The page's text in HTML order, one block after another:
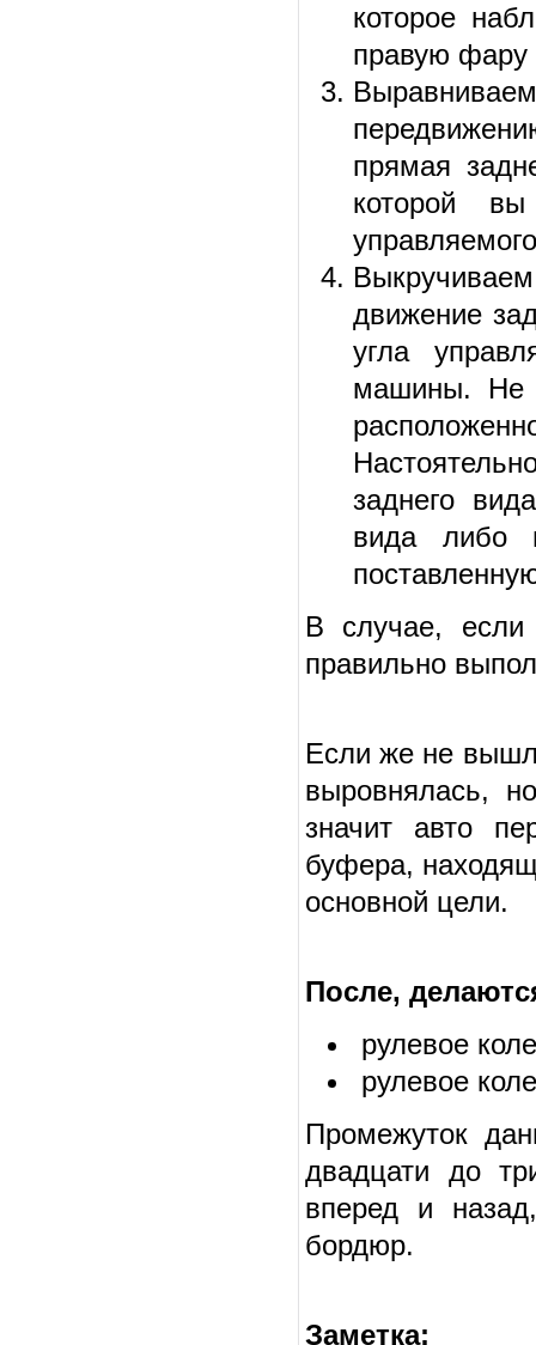
которое
правую фару
прямая
которой
движение
угла
машины. Не
заднего
вида либо
В случае, если
правильно
Если же не
выровнялась,
значит авто
буфера,
основной цели.
После,
рулевое
рулевое
Промежуток
двадцати до
вперед и
бордюр.
Заметка: